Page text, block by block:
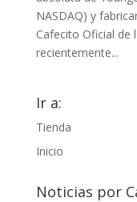
NASDAQ) y
Cafecito Oficial de
recientemente...
Ir a:
Tienda
Inicio
Noticias por